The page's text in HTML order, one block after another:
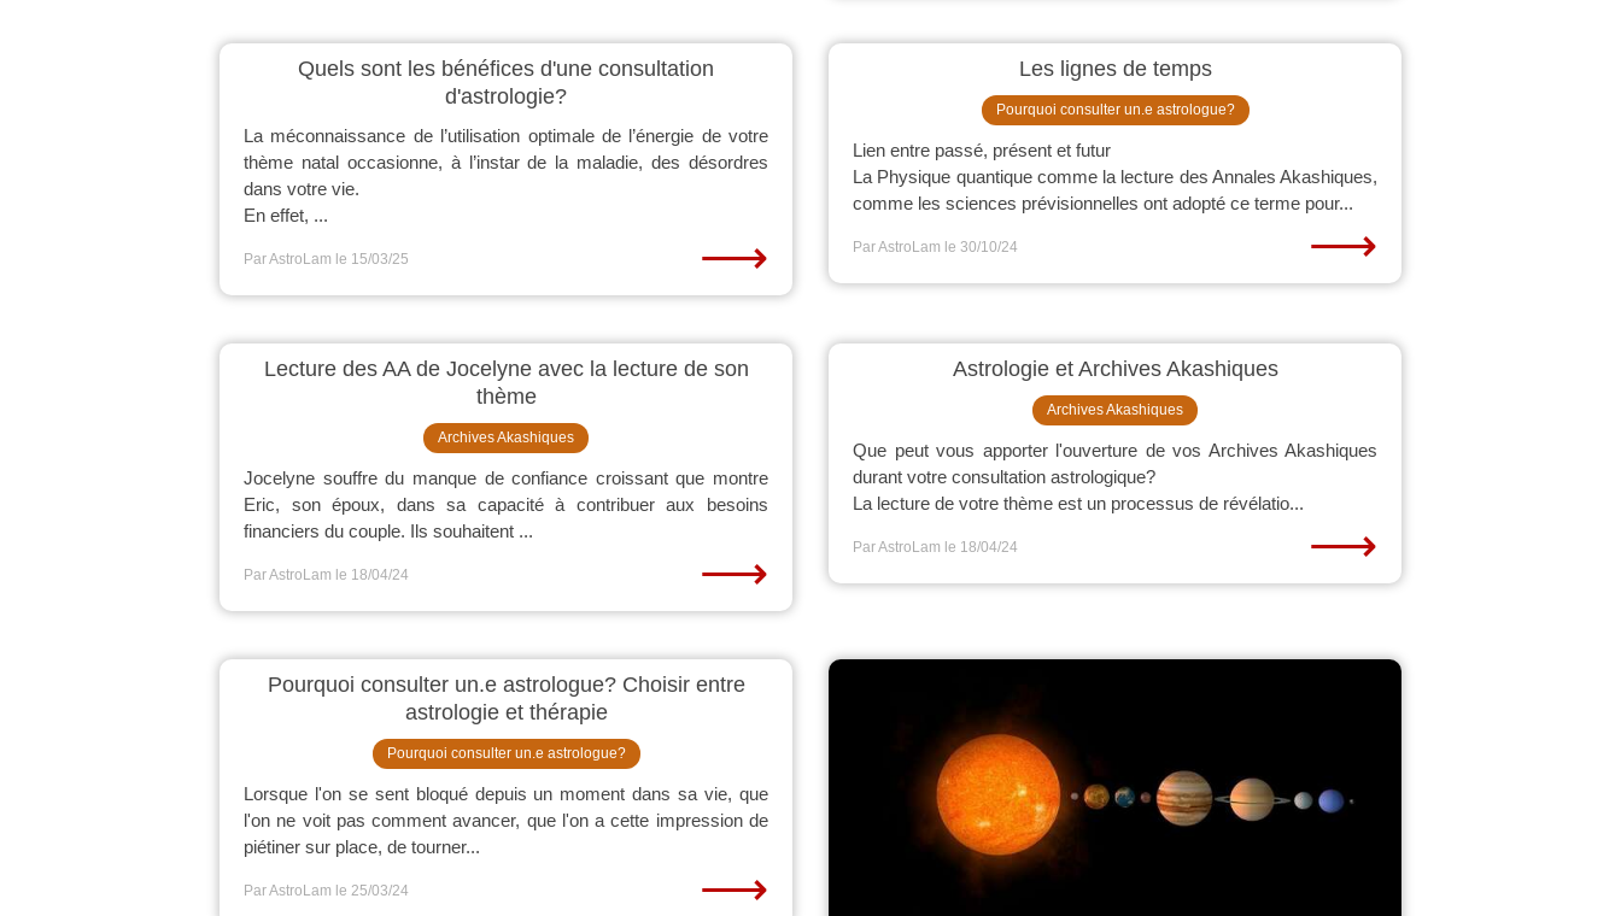
Quels sont les bénéfices d'une consultation
d'astrologie?
La méconnaissance de l’utilisation optimale de l’énergie de votre
thème natal occasionne, à l’instar de la maladie, des désordres
dans votre vie.
En effet, ...
Par AstroLam le 15/03/25 ⟶
Les lignes de temps
Pourquoi consulter un.e astrologue?
Lien entre passé, présent et futur
La Physique quantique comme la lecture des Annales Akashiques,
comme les sciences prévisionnelles ont adopté ce terme pour...
Par AstroLam le 30/10/24 ⟶
Lecture des AA de Jocelyne avec la lecture de son
thème
Archives Akashiques
Jocelyne souffre du manque de confiance croissant que montre
Eric, son époux, dans sa capacité à contribuer aux besoins
financiers du couple. Ils souhaitent ...
Par AstroLam le 18/04/24 ⟶
Astrologie et Archives Akashiques
Archives Akashiques
Que peut vous apporter l'ouverture de vos Archives Akashiques
durant votre consultation astrologique?
La lecture de votre thème est un processus de révélatio...
Par AstroLam le 18/04/24 ⟶
Pourquoi consulter un.e astrologue? Choisir entre
astrologie et thérapie
Pourquoi consulter un.e astrologue?
Lorsque l'on se sent bloqué depuis un moment dans sa vie, que
l'on ne voit pas comment avancer, que l'on a cette impression de
piétiner sur place, de tourner...
Par AstroLam le 25/03/24 ⟶